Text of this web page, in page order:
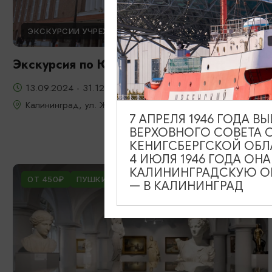
ЭКСКУРСИИ УЧРЕЖДЕНИЙ КУЛЬТУРЫ
Экскурсия по Южному вокзалу
13.09.2024 - 31.12.2026
Калининград, ул. Железнодорожная, д. 13-23
ОТ 450₽ ПУШКИНСКАЯ КАРТА
7 АПРЕЛЯ 1946 ГОДА
ВЕРХОВНОГО СОВЕТА
КЕНИГСБЕРГСКОЙ
4 ИЮЛЯ 1946 ГОДА
КАЛИНИНГРАДСКУЮ
— В КАЛИНИНГРАД